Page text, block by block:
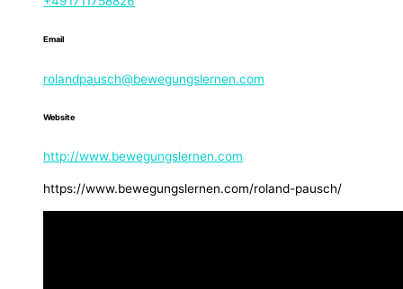
Email
rolandpausch@bewegungslernen.com
Website
http://www.bewegungslernen.com
https://www.bewegungslernen.com/roland-pausch/